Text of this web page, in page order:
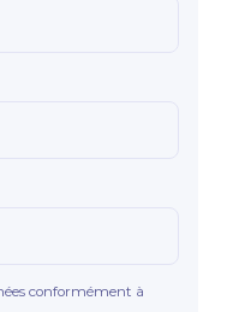
conformément à